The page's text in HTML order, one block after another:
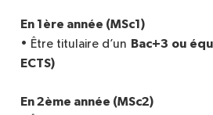
En 1ère année (MSc1)
• Être titulaire d’un Bac+3 ou
ECTS)
En 2ème année (MSc2)